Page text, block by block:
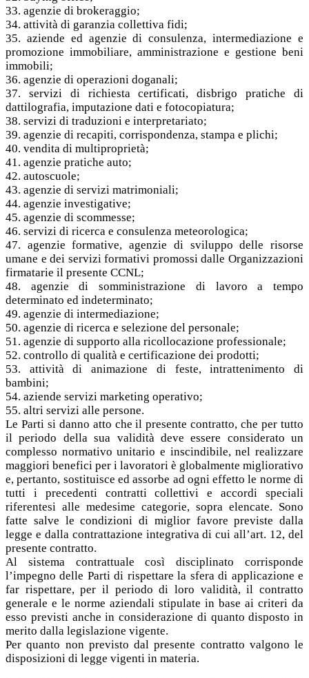
33. agenzie di brokeraggio;
34. attività di garanzia collettiva fidi;
35. aziende ed agenzie di consulenza, intermediazione e
promozione immobiliare, amministrazione e gestione beni
immobili;
36. agenzie di operazioni doganali;
37. servizi di richiesta certificati, disbrigo pratiche di
dattilografia, imputazione dati e fotocopiatura;
38. servizi di traduzioni e interpretariato;
39. agenzie di recapiti, corrispondenza, stampa e plichi;
40. vendita di multiproprietà;
41. agenzie pratiche auto;
42. autoscuole;
43. agenzie di servizi matrimoniali;
44. agenzie investigative;
45. agenzie di scommesse;
46. servizi di ricerca e consulenza meteorologica;
47. agenzie formative, agenzie di sviluppo delle risorse
umane e dei servizi formativi promossi dalle Organizzazioni
firmatarie il presente CCNL;
48. agenzie di somministrazione di lavoro a tempo
determinato ed indeterminato;
49. agenzie di intermediazione;
50. agenzie di ricerca e selezione del personale;
51. agenzie di supporto alla ricollocazione professionale;
52. controllo di qualità e certificazione dei prodotti;
53. attività di animazione di feste, intrattenimento di
bambini;
54. aziende servizi marketing operativo;
55. altri servizi alle persone.
Le Parti si danno atto che il presente contratto, che per tutto
il periodo della sua validità deve essere considerato un
complesso normativo unitario e inscindibile, nel realizzare
maggiori benefici per i lavoratori è globalmente migliorativo
e, pertanto, sostituisce ed assorbe ad ogni effetto le norme di
tutti i precedenti contratti collettivi e accordi speciali
riferentesi alle medesime categorie, sopra elencate. Sono
fatte salve le condizioni di miglior favore previste dalla
legge e dalla contrattazione integrativa di cui all’art. 12, del
presente contratto.
Al sistema contrattuale così disciplinato corrisponde
l’impegno delle Parti di rispettare la sfera di applicazione e
far rispettare, per il periodo di loro validità, il contratto
generale e le norme aziendali stipulate in base ai criteri da
esso previsti anche in considerazione di quanto disposto in
merito dalla legislazione vigente.
Per quanto non previsto dal presente contratto valgono le
disposizioni di legge vigenti in materia.